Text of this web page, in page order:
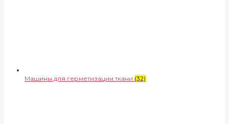
Машины для герметизации ткани (32)